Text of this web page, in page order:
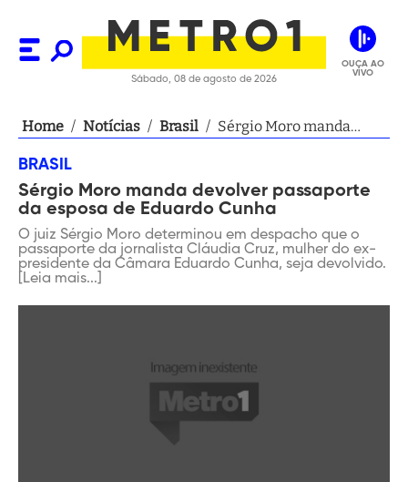
Sábado, 08 de agosto de 2026
OUÇA AO
VIVO
Home / Notícias / Brasil / Sérgio Moro manda
Cunha
BRASIL
Sérgio Moro manda devolver passaporte
da esposa de Eduardo Cunha
O juiz Sérgio Moro determinou em despacho que o
passaporte da jornalista Cláudia Cruz, mulher do ex-
presidente da Câmara Eduardo Cunha, seja devolvido.
[Leia mais...]